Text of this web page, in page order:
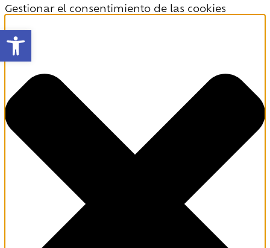
Abrir barra de herramientas
Gestionar el consentimiento de las cookies